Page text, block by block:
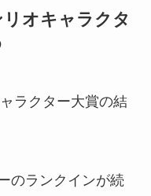
オキャラクタ
ラクター大賞の結
のランクインが続